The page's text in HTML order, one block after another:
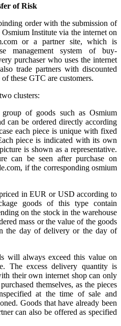
of Risk
order with the submission of
Institute via the internet on
or a partner site, which is
management system of buy-
purchaser who uses the internet
trade partners with discounted
these GTC are customers.
clusters:
of goods such as Osmium
can be ordered directly according
each piece is unique with fixed
piece is indicated with its own
is shown as a representative.
can be seen after purchase on
if the corresponding osmium
in EUR or USD according to
goods of this type contain
on the stock in the warehouse
mass or the value of the goods
the day of delivery or the day of
will always exceed this value on
The excess delivery quantity is
their own internet shop can only
themselves, as the pieces
at the time of sale and
Goods that have already been
can also be offered as specified